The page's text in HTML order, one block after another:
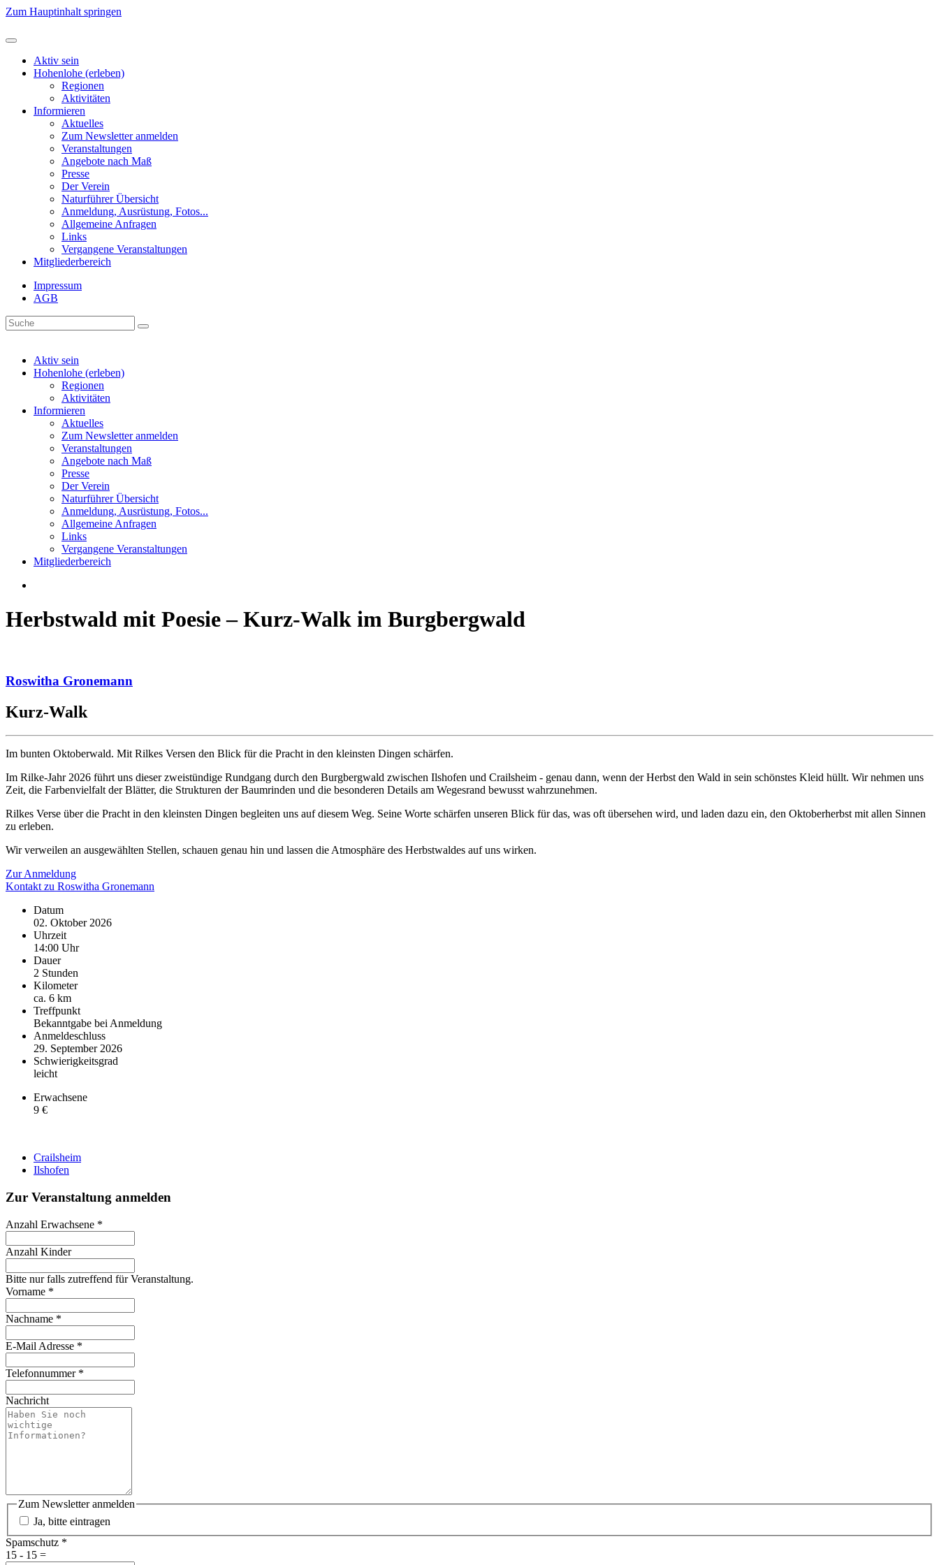
Zum Hauptinhalt springen
Aktiv sein
Hohenlohe (erleben)
Regionen
Aktivitäten
Informieren
Aktuelles
Zum Newsletter anmelden
Veranstaltungen
Angebote nach Maß
Presse
Der Verein
Naturführer Übersicht
Anmeldung, Ausrüstung, Fotos...
Allgemeine Anfragen
Links
Vergangene Veranstaltungen
Mitgliederbereich
Impressum
AGB
Aktiv sein
Hohenlohe (erleben)
Regionen
Aktivitäten
Informieren
Aktuelles
Zum Newsletter anmelden
Veranstaltungen
Angebote nach Maß
Presse
Der Verein
Naturführer Übersicht
Anmeldung, Ausrüstung, Fotos...
Allgemeine Anfragen
Links
Vergangene Veranstaltungen
Mitgliederbereich
Herbstwald mit Poesie – Kurz-Walk im Burgbergwald
Roswitha Gronemann
Kurz-Walk
Im bunten Oktoberwald. Mit Rilkes Versen den Blick für die Pracht in den kleinsten Dingen schärfen.
Im Rilke-Jahr 2026 führt uns dieser zweistündige Rundgang durch den Burgbergwald zwischen Ilshofen und Crailsheim - genau dann, wenn der Herbst den Wald in sein schönstes Kleid hüllt. Wir nehmen uns
Zeit, die Farbenvielfalt der Blätter, die Strukturen der Baumrinden und die besonderen Details am Wegesrand bewusst wahrzunehmen.
Rilkes Verse über die Pracht in den kleinsten Dingen begleiten uns auf diesem Weg. Seine Worte schärfen unseren Blick für das, was oft übersehen wird, und laden dazu ein, den Oktoberherbst mit allen Sinnen
zu erleben.
Wir verweilen an ausgewählten Stellen, schauen genau hin und lassen die Atmosphäre des Herbstwaldes auf uns wirken.
Zur Anmeldung
Kontakt zu Roswitha Gronemann
Datum
02. Oktober 2026
Uhrzeit
14:00 Uhr
Dauer
2 Stunden
Kilometer
ca. 6 km
Treffpunkt
Bekanntgabe bei Anmeldung
Anmeldeschluss
29. September 2026
Schwierigkeitsgrad
leicht
Erwachsene
9 €
Crailsheim
Ilshofen
Zur Veranstaltung anmelden
Anzahl Erwachsene *
Anzahl Kinder
Bitte nur falls zutreffend für Veranstaltung.
Vorname *
Nachname *
E-Mail Adresse *
Telefonnummer *
Nachricht
Zum Newsletter anmelden
Ja, bitte eintragen
Spamschutz *
15 - 15 =